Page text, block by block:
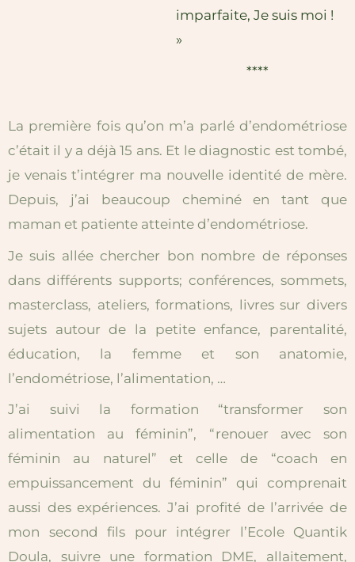
imparfaite, Je suis moi !
»
****
La première fois qu’on m’a parlé d’endométriose
c’était il y a déjà 15 ans. Et le diagnostic est tombé,
je venais t’intégrer ma nouvelle identité de mère.
Depuis, j’ai beaucoup cheminé en tant que
maman et patiente atteinte d’endométriose.
Je suis allée chercher bon nombre de réponses
dans différents supports; conférences, sommets,
masterclass, ateliers, formations, livres sur divers
sujets autour de la petite enfance, parentalité,
éducation, la femme et son anatomie,
l’endométriose, l’alimentation, …
J’ai suivi la formation “transformer son
alimentation au féminin”, “renouer avec son
féminin au naturel” et celle de “coach en
empuissancement du féminin” qui comprenait
aussi des expériences. J’ai profité de l’arrivée de
mon second fils pour intégrer l’Ecole Quantik
Doula, suivre une formation DME, allaitement,